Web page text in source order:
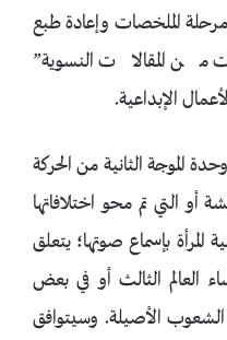
الملخصات وإعادة طبع
من المقالات النسوية”
الموجة الثانية من الحركة
أو التي تم محو اختلافاتها
بإسماع صوتها؛ يتعلق
العالم الثالث أو في بعض
الشعوب الأصيلة. وسيتوافق